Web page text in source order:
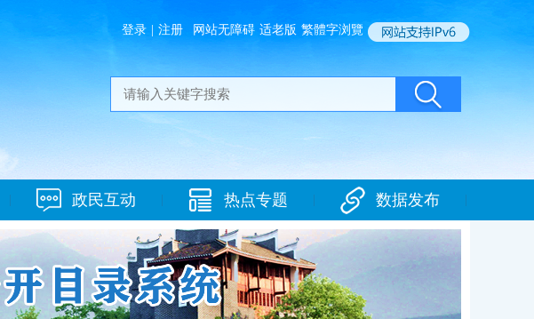
登录 注册 网站无障碍 适老版 繁體字浏覽
政民互动 热点专题 数据发布